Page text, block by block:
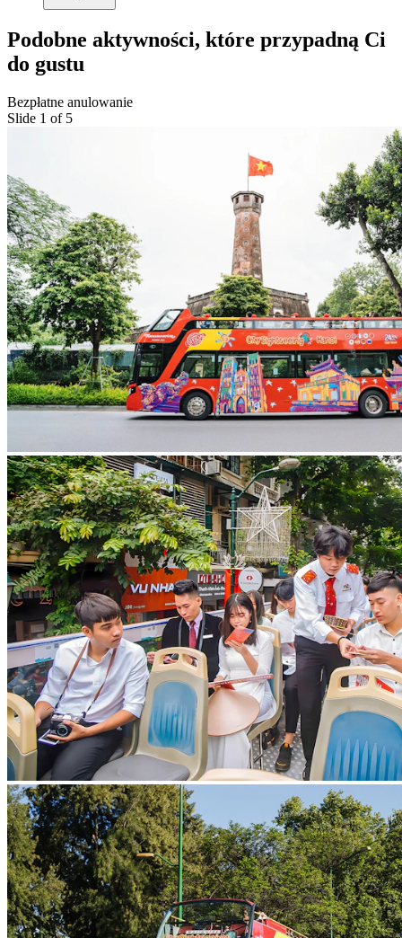
Podobne aktywności, które przypadną Ci
do gustu
Bezpłatne anulowanie
Slide 1 of 5